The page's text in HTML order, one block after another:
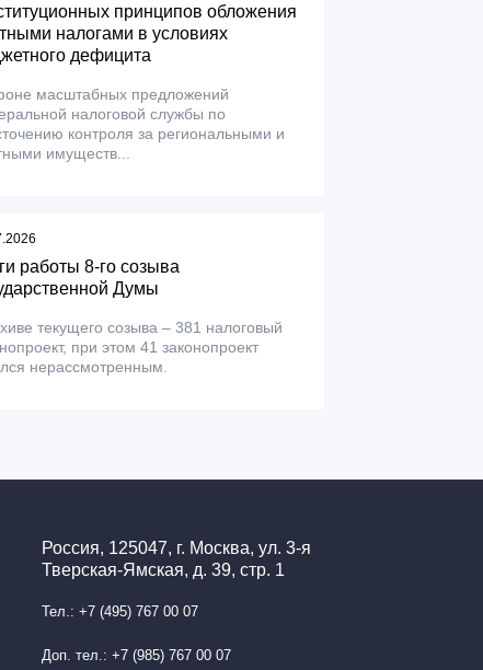
принципов обложения
налогами в условиях
дефицита
масштабных предложений
налоговой службы по
контроля за региональными и
имуществ...
работы 8-го созыва
Думы
текущего созыва – 381 налоговый
при этом 41 законопроект
нерассмотренным.
Россия, 125047, г. Москва, ул. 3-я
Тверская-Ямская, д. 39, стр. 1
Тел.: +7 (495) 767 00 07
Доп. тел.: +7 (985) 767 00 07